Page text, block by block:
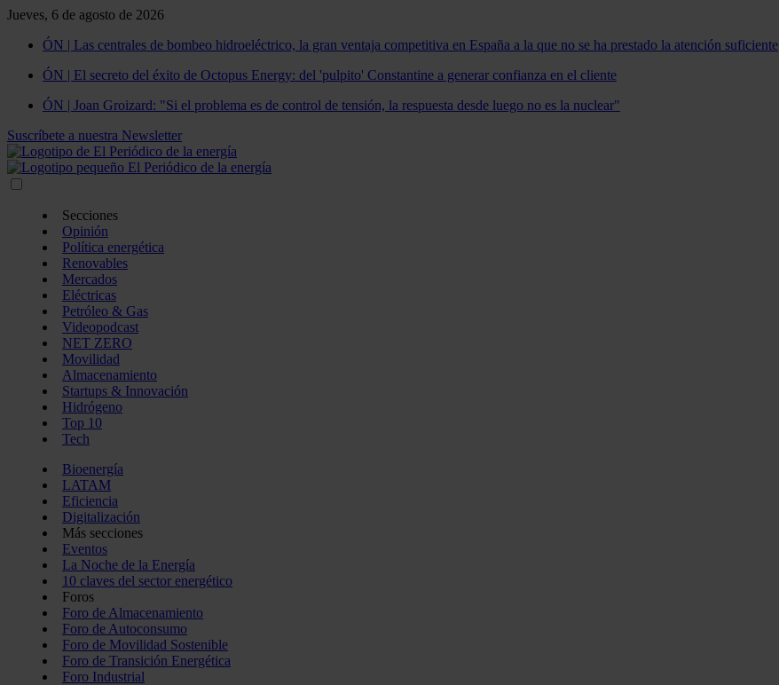
Jueves, 6 de agosto de 2026
ÓN | Las centrales de bombeo hidroeléctrico, la gran ventaja competitiva en España a la que no se ha prestado la atención suficiente
ÓN | El secreto del éxito de Octopus Energy: del 'pulpito' Constantine a generar confianza en el cliente
ÓN | Joan Groizard: "Si el problema es de control de tensión, la respuesta desde luego no es la nuclear"
Suscríbete a nuestra Newsletter
Secciones
Opinión
Política energética
Renovables
Mercados
Eléctricas
Petróleo & Gas
Videopodcast
NET ZERO
Movilidad
Almacenamiento
Startups & Innovación
Hidrógeno
Top 10
Tech
Bioenergía
LATAM
Eficiencia
Digitalización
Más secciones
Eventos
La Noche de la Energía
10 claves del sector energético
Foros
Foro de Almacenamiento
Foro de Autoconsumo
Foro de Movilidad Sostenible
Foro de Transición Energética
Foro Industrial